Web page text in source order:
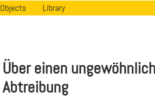
Objects Library
Über einen
Abtreibung